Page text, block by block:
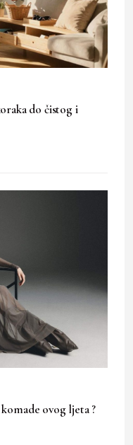
do čistog i
ovog ljeta ?